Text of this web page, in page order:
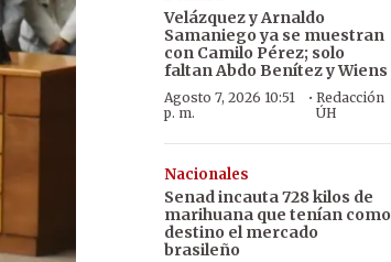
Velázquez y Arnaldo
Samaniego ya se muestran
con Camilo Pérez; solo
faltan Abdo Benítez y Wiens
Agosto 7, 2026 10:51
p. m.
·Redacción
ÚH
Nacionales
Senad incauta 728 kilos de
marihuana que tenían como
destino el mercado
brasileño